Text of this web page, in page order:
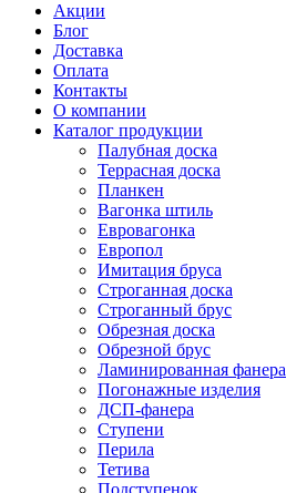
Акции
Блог
Доставка
Оплата
Контакты
О компании
Каталог продукции
Палубная доска
Террасная доска
Планкен
Вагонка штиль
Евровагонка
Европол
Имитация бруса
Строганная доска
Строганный брус
Обрезная доска
Обрезной брус
Ламинированная фанера
Погонажные изделия
ДСП-фанера
Ступени
Перила
Тетива
Подступенок